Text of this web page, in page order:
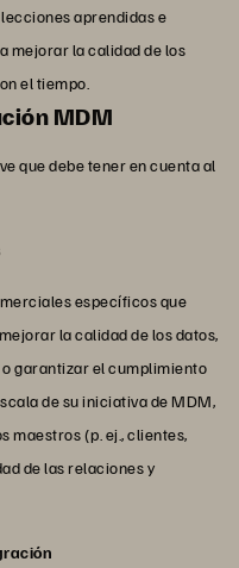
aprendidas e
mejorar la calidad de los
el tiempo.
MDM
que debe tener en cuenta al
específicos que
la calidad de los datos,
garantizar el cumplimiento
de su iniciativa de MDM,
maestros (p. ej., clientes,
de las relaciones y